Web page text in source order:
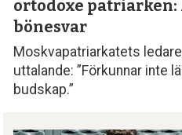
ortodoxe
bönesvar
Moskvapatriarkatets
uttalande: ”Förkunnar inte
budskap.”